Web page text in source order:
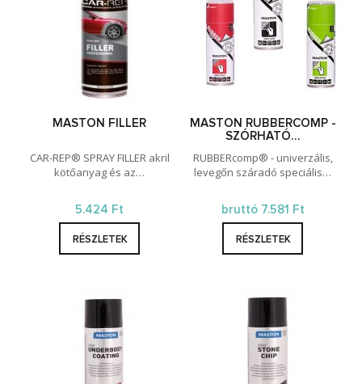
MASTON FILLER
CAR-REP® SPRAY FILLER akril
kötőanyag és az…
5.424 Ft
RÉSZLETEK
MASTON RUBBERCOMP -
SZÓRHATÓ…
RUBBERcomp® - univerzális,
levegőn száradó speciális…
bruttó 7.581 Ft
RÉSZLETEK